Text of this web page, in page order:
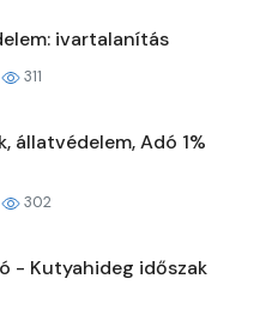
ivartalanítás
311
állatvédelem, Adó 1%
302
- Kutyahideg időszak